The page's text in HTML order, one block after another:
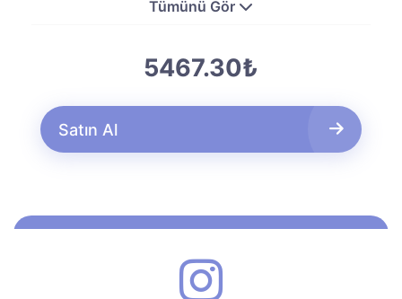
Tümünü Gör
5467.30₺
Satın Al